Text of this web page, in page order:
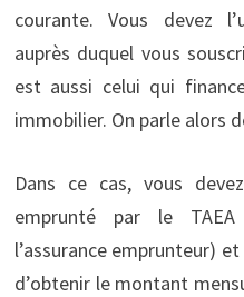
courante. Vous devez
auprès duquel vous
est aussi celui qui
immobilier. On parle alors
Dans ce cas, vous
emprunté par le
l’assurance emprunteur)
d’obtenir le montant